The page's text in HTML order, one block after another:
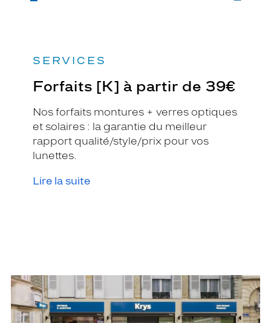
SERVICES
Forfaits [K] à partir de 39€
Nos forfaits montures + verres optiques
et solaires : la garantie du meilleur
rapport qualité/style/prix pour vos
lunettes.
Lire la suite